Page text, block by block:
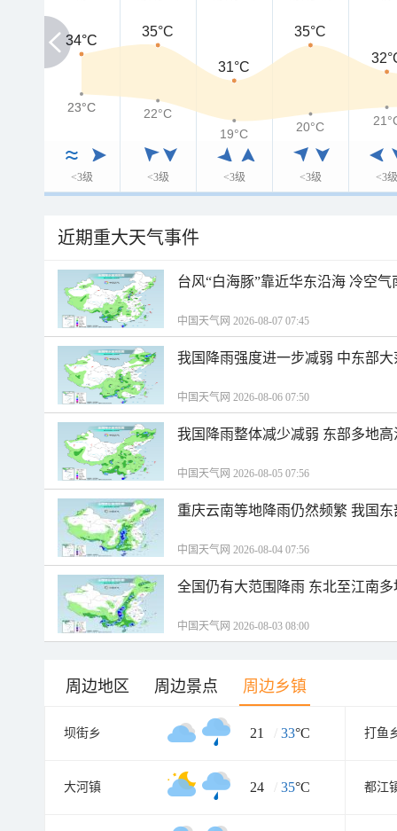
<3级 <3级 <3级 <3级 <3级
34°C
34°C
35°C
31°C
35°C
23°C
23°C
22°C
19°C
20°C
近期重大天气事件
台风“白海豚”靠近华东沿海 冷空
中国天气网 2026-08-07 07:45
我国降雨强度进一步减弱 中东部
中国天气网 2026-08-06 07:50
我国降雨整体减少减弱 东部多地
中国天气网 2026-08-05 07:56
重庆云南等地降雨仍然频繁 我国
中国天气网 2026-08-04 07:56
全国仍有大范围降雨 东北至江南
中国天气网 2026-08-03 08:00
周边地区 周边景点 周边乡镇
坝街乡 21 / 33°C 打鱼
大河镇 24 / 35°C 都江